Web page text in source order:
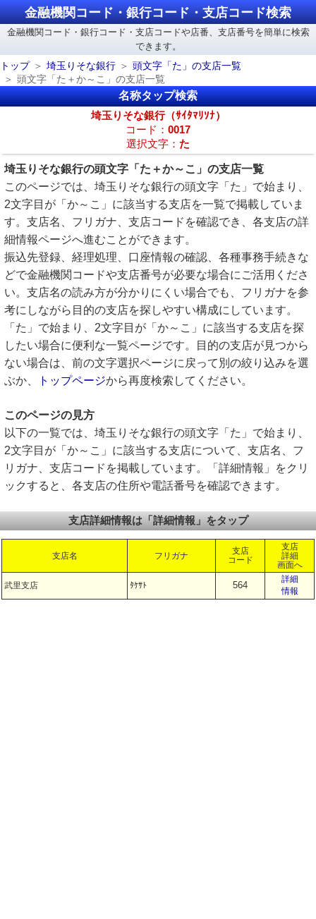
金融機関コード・銀行コード・支店コード検索
金融機関コード・銀行コード・支店コードや店番、支店番号を簡単に検索
できます。
トップ
埼玉りそな銀行
頭文字「た」の支店一覧
頭文字「た＋か～こ」の支店一覧
名称タップ検索
埼玉りそな銀行（ｻｲﾀﾏﾘｿﾅ）
コード： 0017
選択文字： た
埼玉りそな銀行の頭文字「た＋か～こ」の支店一覧
このページでは、埼玉りそな銀行の頭文字「た」で始まり、
2文字目が「か～こ」に該当する支店を一覧で掲載していま
す。支店名、フリガナ、支店コードを確認でき、各支店の詳
細情報ページへ進むことができます。
振込先登録、経理処理、口座情報の確認、各種事務手続きな
どで金融機関コードや支店番号が必要な場合にご活用くださ
い。支店名の読み方が分かりにくい場合でも、フリガナを参
考にしながら目的の支店を探しやすい構成にしています。
「た」で始まり、2文字目が「か～こ」に該当する支店を探
したい場合に便利な一覧ページです。目的の支店が見つから
ない場合は、前の文字選択ページに戻って別の絞り込みを選
ぶか、
トップページから再度検索してください。
このページの見方
以下の一覧では、埼玉りそな銀行の頭文字「た」で始まり、
2文字目が「か～こ」に該当する支店について、支店名、フ
リガナ、支店コードを掲載しています。「詳細情報」をクリ
ックすると、各支店の住所や電話番号を確認できます。
支店詳細情報は「詳細情報」をタップ
支店名 フリガナ
支店
コード
支店
詳細
画面へ
武里支店 ﾀｹｻﾄ 564
詳細
情報